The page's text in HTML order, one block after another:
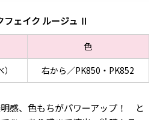
フェイク ルージュ Ⅱ
色
右から／PK850・PK852
感、色もちがパワーアップ！ と